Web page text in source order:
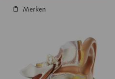
Merken